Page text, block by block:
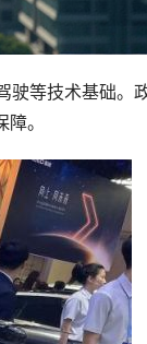
驶等技术基础。
。